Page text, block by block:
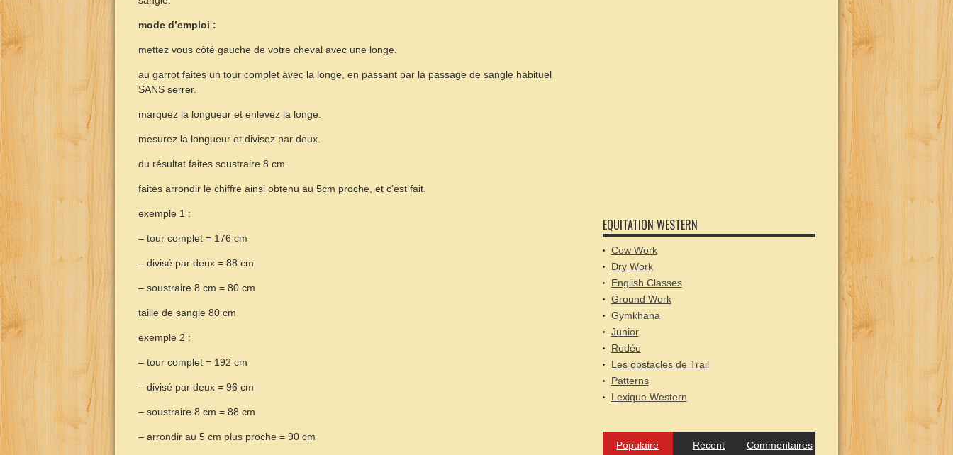
mode d’emploi :
mettez vous côté gauche de votre cheval avec une longe.
au garrot faites un tour complet avec la longe, en passant par la passage de sangle habituel
SANS serrer.
marquez la longueur et enlevez la longe.
mesurez la longueur et divisez par deux.
du résultat faites soustraire 8 cm.
faites arrondir le chiffre ainsi obtenu au 5cm proche, et c’est fait.
exemple 1 :
– tour complet = 176 cm
– divisé par deux = 88 cm
– soustraire 8 cm = 80 cm
taille de sangle 80 cm
exemple 2 :
– tour complet = 192 cm
– divisé par deux = 96 cm
– soustraire 8 cm = 88 cm
– arrondir au 5 cm plus proche = 90 cm
EQUITATION WESTERN
Cow Work
Dry Work
English Classes
Ground Work
Gymkhana
Junior
Rodéo
Les obstacles de Trail
Patterns
Lexique Western
Populaire Récent Commentaires